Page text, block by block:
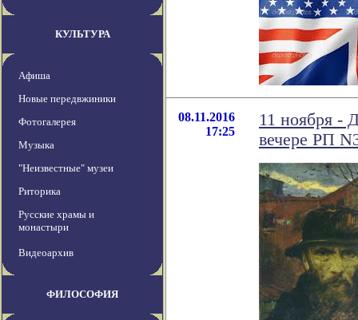
КУЛЬТУРА
Афиша
Новые передвжиники
Фотогалерея
Музыка
"Неизвестные" музеи
Риторика
Русские храмы и
монастыри
Видеоархив
ФИЛОСОФИЯ
08.11.2016
17:25
11 ноября -
вечере РП